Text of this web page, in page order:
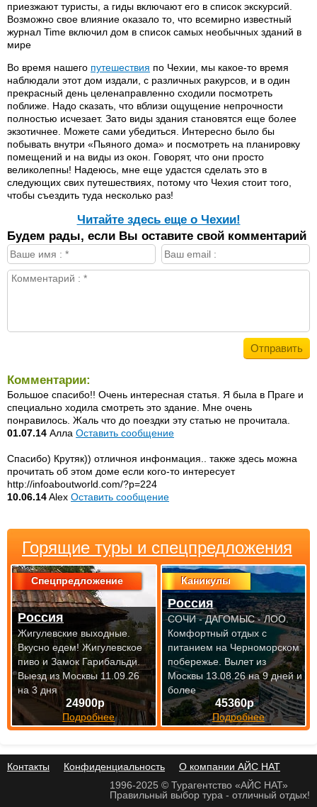
приезжают туристы, а гиды включают его в список экскурсий.
Возможно свое влияние оказало то, что всемирно известный
журнал Time включил дом в список самых необычных зданий в
мире
Во время нашего путешествия по Чехии, мы какое-то время
наблюдали этот дом издали, с различных ракурсов, и в один
прекрасный день целенаправленно сходили посмотреть
поближе. Надо сказать, что вблизи ощущение непрочности
полностью исчезает. Зато виды здания становятся еще более
экзотичнее. Можете сами убедиться. Интересно было бы
побывать внутри «Пьяного дома» и посмотреть на планировку
помещений и на виды из окон. Говорят, что они просто
великолепны! Надеюсь, мне еще удастся сделать это в
следующих свих путешествиях, потому что Чехия стоит того,
чтобы съездить туда несколько раз!
Читайте здесь еще о Чехии!
Будем рады, если Вы оставите свой комментарий
Комментарии:
Большое спасибо!! Очень интересная статья. Я была в Праге и
специально ходила смотреть это здание. Мне очень
понравилось. Жаль что до поездки эту статью не прочитала.
01.07.14 Алла Оставить сообщение
Спасибо) Крутяк)) отличноя инфонмация.. также здесь можна
прочитать об этом доме если кого-то интересует
http://infoaboutworld.com/?p=224
10.06.14Alex Оставить сообщение
Горящие туры и спецпредложения
Спецпредложение
24900р
Подробнее
Россия
Жигулевские выходные.
Вкусно едем! Жигулевское
пиво и Замок Гарибальди.
Выезд из Москвы 11.09.26
на 3 дня
Каникулы
45360р
Подробнее
Россия
СОЧИ - ДАГОМЫС - ЛОО.
Комфортный отдых с
питанием на Черноморском
побережье. Вылет из
Москвы 13.08.26 на 9 дней и
более
Контакты Конфиденциальность
О компании АЙС НАТ
1996-2025 © Турагентство «АЙС НАТ»
Правильный выбор тура - отличный отдых!